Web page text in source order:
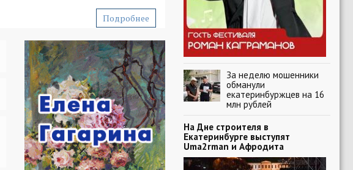
Подробнее
За неделю мошенники
обманули
екатеринбуржцев на 16
млн рублей
На Дне строителя в
Екатеринбурге выступят
Uma2rman и Афродита